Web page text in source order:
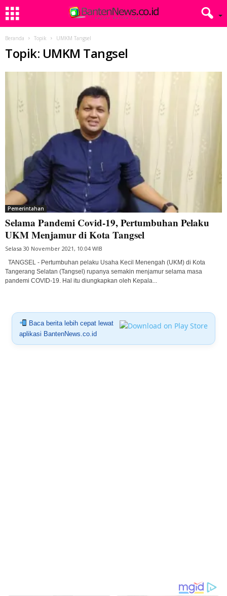
Beranda Topik UMKM Tangsel
Topik: UMKM Tangsel
Pemerintahan
Selama Pandemi Covid-19, Pertumbuhan Pelaku
UKM Menjamur di Kota Tangsel
Selasa 30 November 2021, 10:04 WIB
TANGSEL - Pertumbuhan pelaku Usaha Kecil Menengah (UKM) di Kota
Tangerang Selatan (Tangsel) rupanya semakin menjamur selama masa
pandemi COVID-19. Hal itu diungkapkan oleh Kepala...
Baca berita lebih cepat lewat
aplikasi BantenNews.co.id